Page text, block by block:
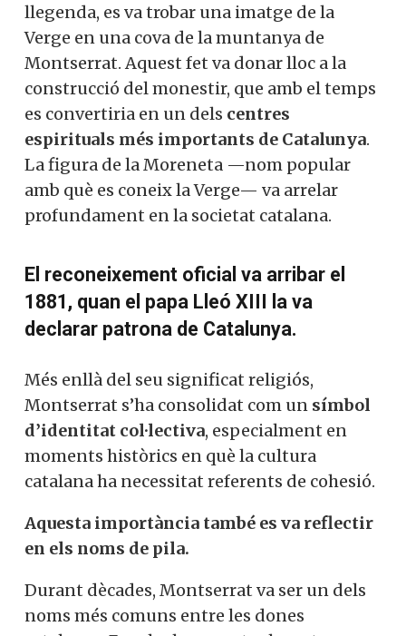
llegenda, es va trobar una imatge de la
Verge en una cova de la muntanya de
Montserrat. Aquest fet va donar lloc a la
construcció del monestir, que amb el temps
es convertiria en un dels centres
espirituals més importants de Catalunya.
La figura de la Moreneta —nom popular
amb què es coneix la Verge— va arrelar
profundament en la societat catalana.
El reconeixement oficial va arribar el
1881, quan el papa Lleó XIII la va
declarar patrona de Catalunya.
Més enllà del seu significat religiós,
Montserrat s’ha consolidat com un símbol
d’identitat col·lectiva, especialment en
moments històrics en què la cultura
catalana ha necessitat referents de cohesió.
Aquesta importància també es va reflectir
en els noms de pila.
Durant dècades, Montserrat va ser un dels
noms més comuns entre les dones